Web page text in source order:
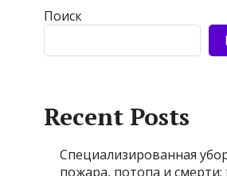
Поиск
Recent Posts
Специализированная
пожара, потопа и смерти: